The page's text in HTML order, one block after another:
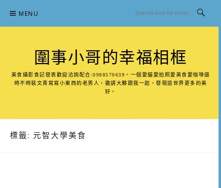
content
MENU
圍事小哥的幸福相框
美食攝影食記發表歡迎洽詢配合:0988570639。一個愛貓愛拍照愛美食愛咖啡還
時不時裝文青寫寫小東西的老男人，邀請大夥跟我一起，發現這世界更多的美
好。
標籤: 元智大學美食